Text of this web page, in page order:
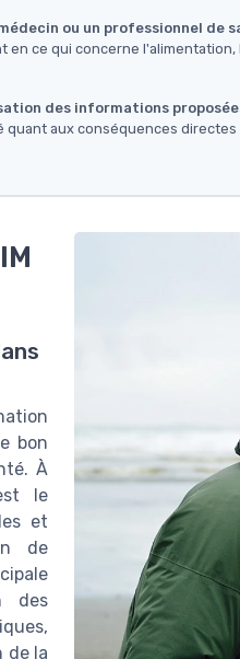
ou un professionnel de
ce qui concerne
des informations
aux conséquences directes
bon
À
le
et
de
des
de la